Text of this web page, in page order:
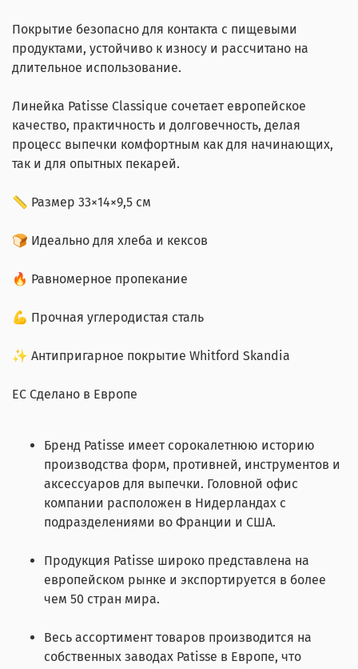
Покрытие безопасно для контакта с пищевыми
продуктами, устойчиво к износу и рассчитано на
длительное использование.
Линейка Patisse Classique сочетает европейское
качество, практичность и долговечность, делая
процесс выпечки комфортным как для начинающих,
так и для опытных пекарей.
📏 Размер 33×14×9,5 см
🍞 Идеально для хлеба и кексов
🔥 Равномерное пропекание
💪 Прочная углеродистая сталь
✨ Антипригарное покрытие Whitford Skandia
EC Сделано в Европе
Бренд Patisse имеет сорокалетнюю историю
производства форм, противней, инструментов и
аксессуаров для выпечки. Головной офис
компании расположен в Нидерландах с
подразделениями во Франции и США.
Продукция Patisse широко представлена на
европейском рынке и экспортируется в более
чем 50 стран мира.
Весь ассортимент товаров производится на
собственных заводах Patisse в Европе, что